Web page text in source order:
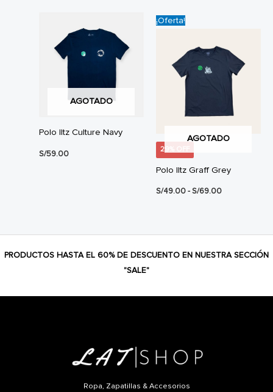
AGOTADO
Polo Iltz Culture Navy
S/59.00
¡Oferta!
29% OFF
AGOTADO
Polo Iltz Graff Grey
S/49.00-S/69.00Rango
PRODUCTOS HASTA EL 60% DE DESCUENTO EN NUESTRA SECCIÓN
"SALE"
Ropa, Zapatillas & Accesorios